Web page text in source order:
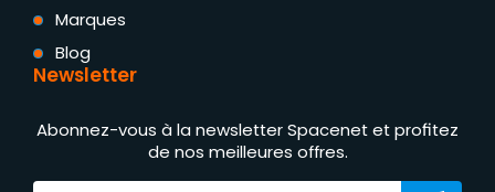
Marques
Blog
Newsletter
Abonnez-vous à la newsletter Spacenet et profitez
de nos meilleures offres.